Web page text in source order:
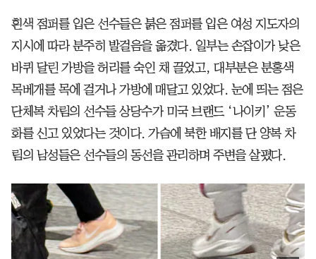
흰색 점퍼를 입은 선수들은 붉은 점퍼를 입은 여성 지도자의
지시에 따라 분주히 발걸음을 옮겼다. 일부는 손잡이가 낮은
바퀴 달린 가방을 허리를 숙인 채 끌었고, 대부분은 분홍색
목베개를 목에 걸거나 가방에 매달고 있었다. 눈에 띄는 점은
단체복 차림의 선수들 상당수가 미국 브랜드 ‘나이키’ 운동
화를 신고 있었다는 것이다. 가슴에 북한 배지를 단 양복 차
림의 남성들은 선수들의 동선을 관리하며 주변을 살폈다.